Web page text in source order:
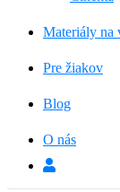
Materiály na
Pre žiakov
Blog
O nás